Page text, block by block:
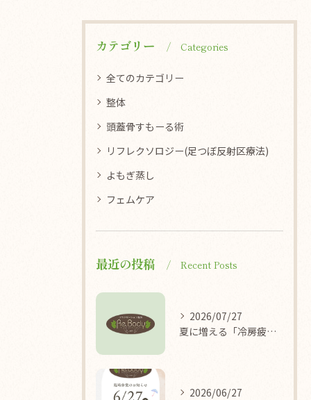
カテゴリー Categories
全てのカテゴリー
整体
頭蓋骨すもーる術
リフレクソロジー(足つぼ反射区療法)
よもぎ蒸し
フェムケア
最近の投稿 Recent Posts
2026/07/27
夏に増える「冷房疲れ」の原因を医学的に解説/袖ケ浦/リラクゼーション整体Re.Body
2026/06/27